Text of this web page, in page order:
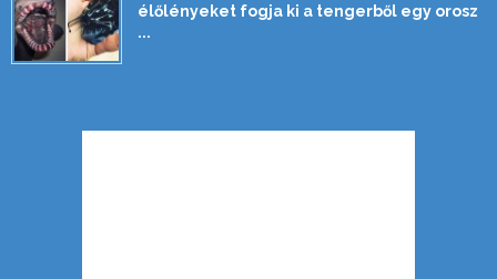
élőlényeket fogja ki a tengerből egy orosz
...